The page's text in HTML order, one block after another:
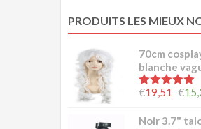
PRODUITS LES MIEUX
70cm
blanche
5.00 sur 5
€19,51 €
Noir 3.7"